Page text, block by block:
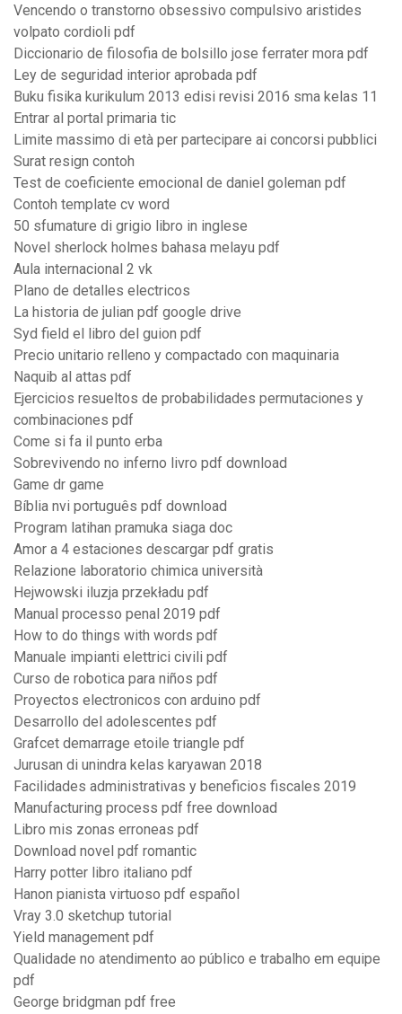
Vencendo o transtorno obsessivo compulsivo aristides
volpato cordioli pdf
Diccionario de filosofia de bolsillo jose ferrater mora pdf
Ley de seguridad interior aprobada pdf
Buku fisika kurikulum 2013 edisi revisi 2016 sma kelas 11
Entrar al portal primaria tic
Limite massimo di età per partecipare ai concorsi pubblici
Surat resign contoh
Test de coeficiente emocional de daniel goleman pdf
Contoh template cv word
50 sfumature di grigio libro in inglese
Novel sherlock holmes bahasa melayu pdf
Aula internacional 2 vk
Plano de detalles electricos
La historia de julian pdf google drive
Syd field el libro del guion pdf
Precio unitario relleno y compactado con maquinaria
Naquib al attas pdf
Ejercicios resueltos de probabilidades permutaciones y
combinaciones pdf
Come si fa il punto erba
Sobrevivendo no inferno livro pdf download
Game dr game
Bíblia nvi português pdf download
Program latihan pramuka siaga doc
Amor a 4 estaciones descargar pdf gratis
Relazione laboratorio chimica università
Hejwowski iluzja przekładu pdf
Manual processo penal 2019 pdf
How to do things with words pdf
Manuale impianti elettrici civili pdf
Curso de robotica para niños pdf
Proyectos electronicos con arduino pdf
Desarrollo del adolescentes pdf
Grafcet demarrage etoile triangle pdf
Jurusan di unindra kelas karyawan 2018
Facilidades administrativas y beneficios fiscales 2019
Manufacturing process pdf free download
Libro mis zonas erroneas pdf
Download novel pdf romantic
Harry potter libro italiano pdf
Hanon pianista virtuoso pdf español
Vray 3.0 sketchup tutorial
Yield management pdf
Qualidade no atendimento ao público e trabalho em equipe
pdf
George bridgman pdf free